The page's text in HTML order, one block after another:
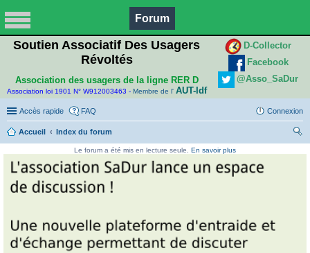
Forum
Soutien Associatif Des Usagers
Révoltés
Association des usagers de la ligne RER D
Association loi 1901 N° W912003463 - Membre de l' AUT-Idf
D-Collector
Facebook
@Asso_SaDur
Accès rapide FAQ Connexion
Accueil
Index du forum
Le forum a été mis en lecture seule. En savoir plus